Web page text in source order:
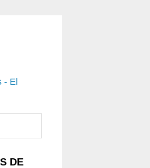
- El
DE